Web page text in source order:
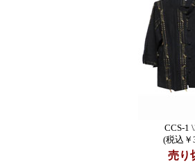
CCS-1
(税込￥
売り